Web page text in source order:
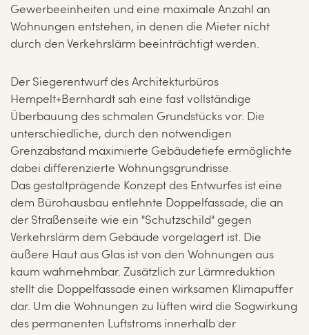
Gewerbeeinheiten und eine maximale Anzahl an
Wohnungen entstehen, in denen die Mieter nicht
durch den Verkehrslärm beeinträchtigt werden.
Der Siegerentwurf des Architekturbüros
Hempelt+Bernhardt sah eine fast vollständige
Überbauung des schmalen Grundstücks vor. Die
unterschiedliche, durch den notwendigen
Grenzabstand maximierte Gebäudetiefe ermöglichte
dabei differenzierte Wohnungsgrundrisse.
Das gestaltprägende Konzept des Entwurfes ist eine
dem Bürohausbau entlehnte Doppelfassade, die an
der Straßenseite wie ein "Schutzschild" gegen
Verkehrslärm dem Gebäude vorgelagert ist. Die
äußere Haut aus Glas ist von den Wohnungen aus
kaum wahrnehmbar. Zusätzlich zur Lärmreduktion
stellt die Doppelfassade einen wirksamen Klimapuffer
dar. Um die Wohnungen zu lüften wird die Sogwirkung
des permanenten Luftstroms innerhalb der